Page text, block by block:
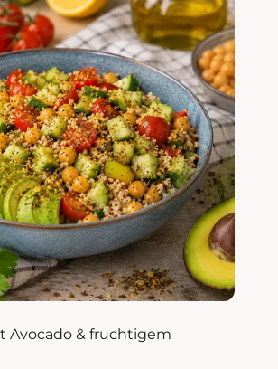
Avocado & fruchtigem